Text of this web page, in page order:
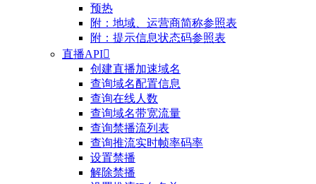
预热
附：地域、运营商简称参照表
附：提示信息状态码参照表
直播API
创建直播加速域名
查询域名配置信息
查询在线人数
查询域名带宽流量
查询禁播流列表
查询推流实时帧率码率
设置禁播
解除禁播